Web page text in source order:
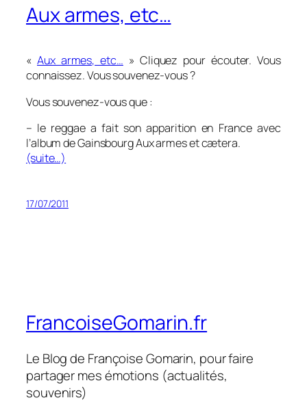
Aux armes, etc…
« Aux armes, etc… » Cliquez pour écouter. Vous
connaissez. Vous souvenez-vous ?
Vous souvenez-vous que :
– le reggae a fait son apparition en France avec
l’album de GainsbourgAux armes et cætera.
(suite…)
17/07/2011
FrancoiseGomarin.fr
Le Blog de Françoise Gomarin, pour faire
partager mes émotions (actualités,
souvenirs)